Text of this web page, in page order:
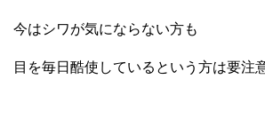
今はシワが気にならない方も
目を毎日酷使しているという方は要注